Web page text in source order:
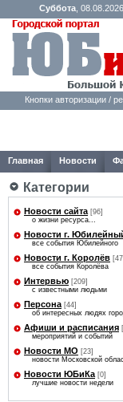
Суббота,
Кнопки авторизации /
Главная Новости
Категории
Новости сайта [96]
о жизни ресурса...
Новости г.
все события Юбилейного
Новости г. Королёв
все события Королёва
Интервью [209]
с известными людьми
Персона [44]
об интересных людях
Афиши и расписания
мероприятий и событий
Новости МО [23]
новости Московской
Новости ЮБиКа [0]
лучшие новости недели